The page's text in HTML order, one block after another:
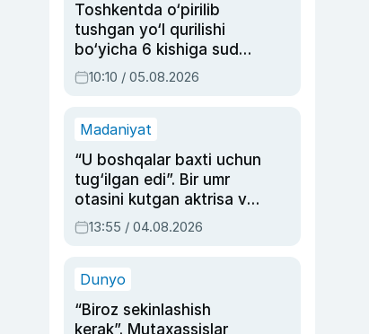
Toshkentda o‘pirilib
tushgan yo‘l qurilishi
bo‘yicha 6 kishiga sud
hukmi o‘qildi
10:10 / 05.08.2026
Madaniyat
“U boshqalar baxti uchun
tug‘ilgan edi”. Bir umr
otasini kutgan aktrisa va
dublyaj ustasi Rimma
Ahmedovaning
13:55 / 04.08.2026
Dunyo
“Biroz sekinlashish
kerak”. Mutaxassislar